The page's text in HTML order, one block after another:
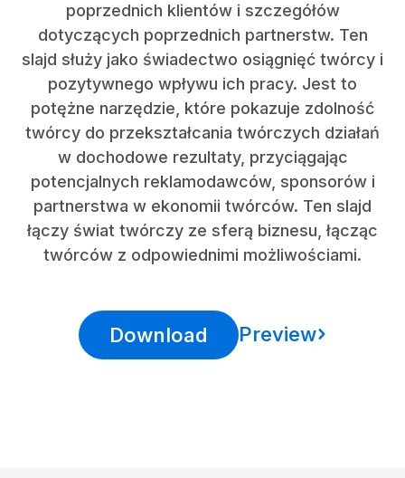
poprzednich klientów i szczegółów
dotyczących poprzednich partnerstw. Ten
slajd służy jako świadectwo osiągnięć twórcy i
pozytywnego wpływu ich pracy. Jest to
potężne narzędzie, które pokazuje zdolność
twórcy do przekształcania twórczych działań
w dochodowe rezultaty, przyciągając
potencjalnych reklamodawców, sponsorów i
partnerstwa w ekonomii twórców. Ten slajd
łączy świat twórczy ze sferą biznesu, łącząc
twórców z odpowiednimi możliwościami.
Download Preview